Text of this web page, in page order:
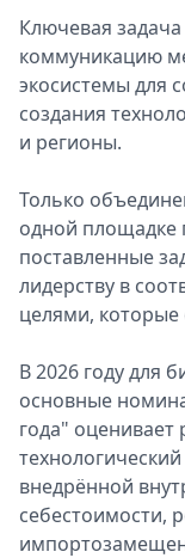
Ключевая
коммуникацию
экосистемы для
создания
и регионы.
Только
одной площадке
поставленные
лидерству в
целями, которые
В 2026 году для
основные
года"
внедрённой
себестоимости,